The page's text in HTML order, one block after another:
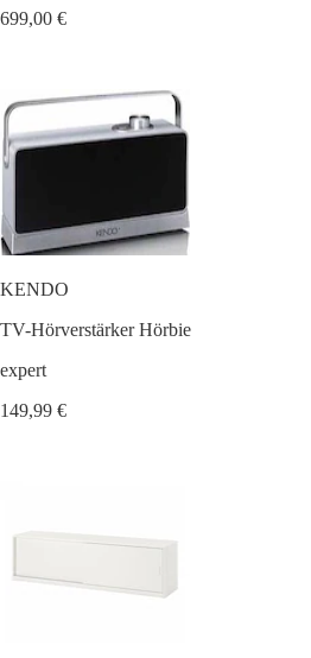
699,00 €
KENDO
TV-Hörverstärker Hörbie
expert
149,99 €